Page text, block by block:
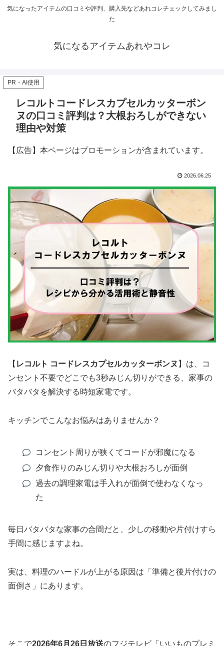
気になったアイテムの口コミや評判、購入先などあれコレチェックしてみまし
た
気になるアイテムあれやコレ
PR・AI使用
レコルトコードレスカプセルカッターボン
ヌの口コミ評判は？大根おろしができない
理由や対策
【広告】本ページはプロモーションが含まれています。
2026.06.25
【 レコルト コードレスカプセルカッターボンヌ 】は、コ
ンセント不要でどこでも3秒みじん切りができる、家事の
バタバタを解決する時短家電です。
キッチンでこんなお悩みはありませんか？
コンセント周りが狭くてコードが邪魔になる
夕食作りのみじん切りや大根おろしが面倒
過去の調理家電は手入れが面倒で使わなくなっ
た
毎日バタバタな家事の合間だと、少しの移動や片付けすら
手間に感じますよね。
実は、料理のハードルが上がる原因は「準備と後片付けの
面倒さ」にあります。
そこで2026年6月26日放送のフジテレビ「いいものプレミ